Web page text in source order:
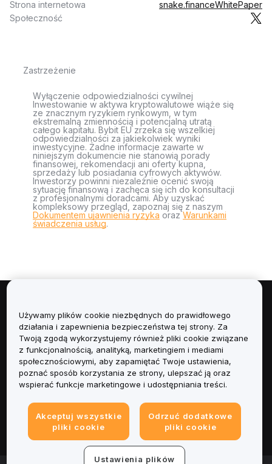
Strona internetowa snake.financeWhitePaper
Społeczność
Zastrzeżenie
Wyłączenie odpowiedzialności cywilnej
Inwestowanie w aktywa kryptowalutowe wiąże się
ze znacznym ryzykiem rynkowym, w tym
ekstremalną zmiennością i potencjalną utratą
całego kapitału. Bybit EU zrzeka się wszelkiej
odpowiedzialności za jakiekolwiek wyniki
inwestycyjne. Żadne informacje zawarte w
niniejszym dokumencie nie stanowią porady
finansowej, rekomendacji ani oferty kupna,
sprzedaży lub posiadania cyfrowych aktywów.
Inwestorzy powinni niezależnie ocenić swoją
sytuację finansową i zachęca się ich do konsultacji
z profesjonalnymi doradcami. Aby uzyskać
kompleksowy przegląd, zapoznaj się z naszym
Dokumentem ujawnienia ryzyka orazWarunkami
świadczenia usług.
Informacje
Usługi
Obsługa Klienta
Informacje prawne
Używamy plików cookie niezbędnych do prawidłowego
działania i zapewnienia bezpieczeństwa tej strony. Za
Twoją zgodą wykorzystujemy również pliki cookie związane
z funkcjonalnością, analityką, marketingiem i mediami
społecznościowymi, aby zapamiętać Twoje ustawienia,
poznać sposób korzystania ze strony, ulepszać ją oraz
wspierać funkcje marketingowe i udostępniania treści.
Akceptuj wszystkie
pliki cookie
Odrzuć dodatkowe
pliki cookie
Ustawienia plików